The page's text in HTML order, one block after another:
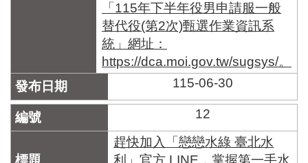
「115年下半年役男申請服一般
替代役(第2次)甄選作業資訊系
統」網址：
https://dca.moi.gov.tw/sugsys/。
115-06-30
12
趕快加入「戀戀水綠 臺北水
利」官方 LINE，掌握第一手水